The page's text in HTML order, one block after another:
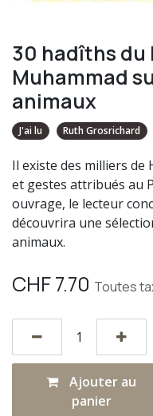
30 hadîths du
Muhammad
animaux
J'ai lu Ruth Grosrichard
Il existe des milliers
et gestes attribués au
ouvrage, le lecteur
découvrira une
animaux.
CHF7.70 Toutes
Ajouter au
panier